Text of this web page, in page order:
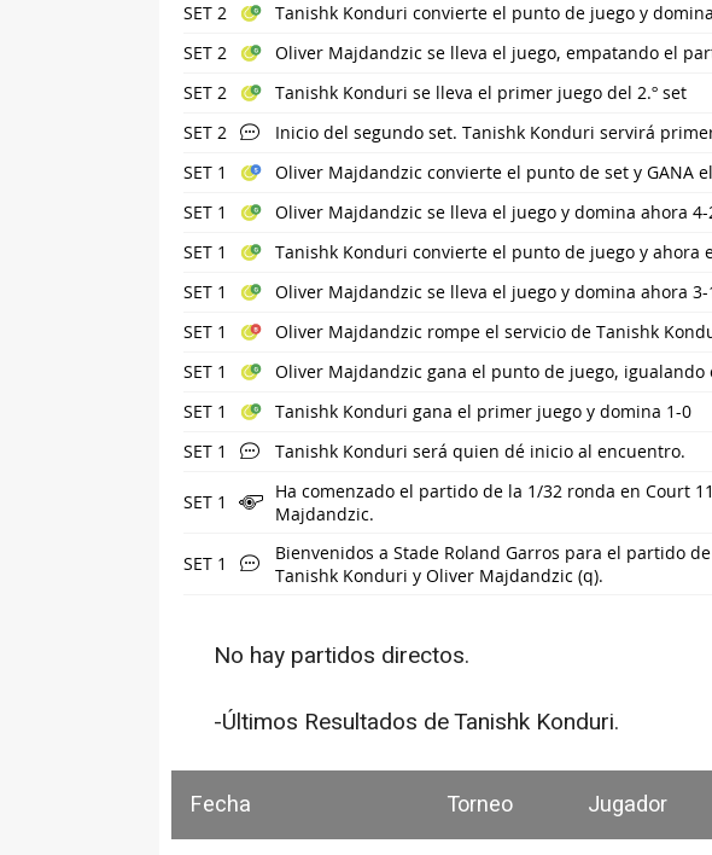
SET 2
Tanishk Konduri convierte el punto de juego y
SET 2
Oliver Majdandzic se lleva el juego, empatando el
SET 2
Tanishk Konduri se lleva el primer juego del 2.º set
SET 2
Inicio del segundo set. Tanishk Konduri servirá
SET 1
Oliver Majdandzic convierte el punto de set y GANA
SET 1
Oliver Majdandzic se lleva el juego y domina ahora 4-
SET 1
Tanishk Konduri convierte el punto de juego y ahora
SET 1
Oliver Majdandzic se lleva el juego y domina ahora 3-
SET 1
Oliver Majdandzic rompe el servicio de Tanishk
SET 1
Oliver Majdandzic gana el punto de juego, igualando
SET 1
Tanishk Konduri gana el primer juego y domina 1-0
SET 1
Tanishk Konduri será quien dé inicio al encuentro.
SET 1
Ha comenzado el partido de la 1/32 ronda en Court
Majdandzic.
SET 1
Bienvenidos a Stade Roland Garros para el partido
Tanishk Konduri y Oliver Majdandzic (q).
No hay partidos directos.
-Últimos Resultados de Tanishk Konduri.
Fecha Torneo Jugador